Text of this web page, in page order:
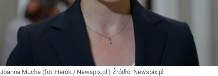
Joanna Mucha (fot. Herok / Newspix.pl ) Źródło: Newspix.pl